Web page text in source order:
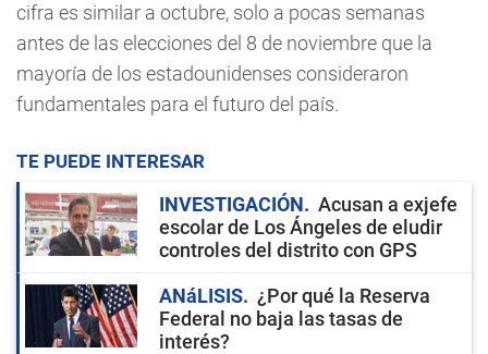
cifra es similar a octubre, solo a pocas semanas
antes de las elecciones del 8 de noviembre que la
mayoría de los estadounidenses consideraron
fundamentales para el futuro del país.
TE PUEDE INTERESAR
INVESTIGACIÓN
Acusan a exjefe
escolar de Los Ángeles de eludir
controles del distrito con GPS
ANáLISIS
¿Por qué la Reserva
Federal no baja las tasas de
interés?